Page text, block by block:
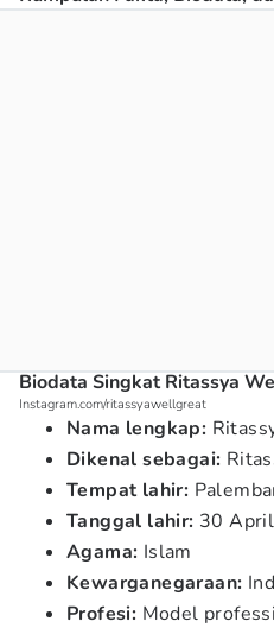
Biodata Singkat Ritassya
Instagram.com/ritassyawellgreat
Nama lengkap:
Dikenal sebagai:
Tempat lahir:
Tanggal lahir: 30
Agama: Islam
Kewarganegaraan:
Profesi: Model